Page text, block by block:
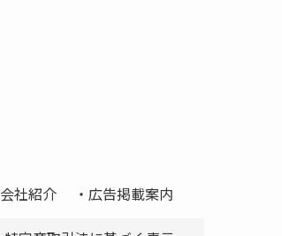
会社紹介
広告掲載案内